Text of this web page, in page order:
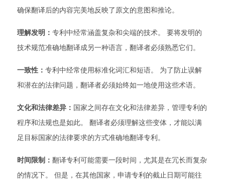
确保翻译后的内容完美地反映了原文的意图和推论。
理解发明： 专利中经常涵盖复杂和尖端的技术。 要将发明的
技术规范准确地翻译成另一种语言，翻译者必须熟悉它们。
一致性： 专利中经常使用标准化词汇和短语。 为了防止误解
和潜在的法律问题，翻译者必须始终如一地使用这些术语。
文化和法律差异： 国家之间存在文化和法律差异，管理专利的
程序和法规也是如此。 翻译者必须理解这些变体，才能以满
足目标国家的法律要求的方式准确地翻译专利。
时间限制： 翻译专利可能需要一段时间，尤其是在冗长而复杂
的情况下。 但是，在其他国家，申请专利的截止日期可能往